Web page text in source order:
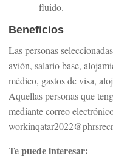
fluido.
Beneficios
Las personas
avión, salario base,
médico, gastos de visa,
Aquellas personas que
mediante correo
Te puede interesar: